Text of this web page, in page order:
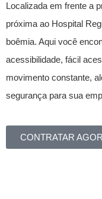
Localizada em frente a
próxima ao Hospital
boêmia. Aqui você
acessibilidade, fácil
movimento constante,
segurança para sua
CONTRATAR